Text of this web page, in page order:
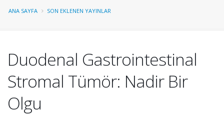
ANA SAYFA SON EKLENEN YAYINLAR
Duodenal Gastrointestinal
Stromal Tümör: Nadir Bir
Olgu